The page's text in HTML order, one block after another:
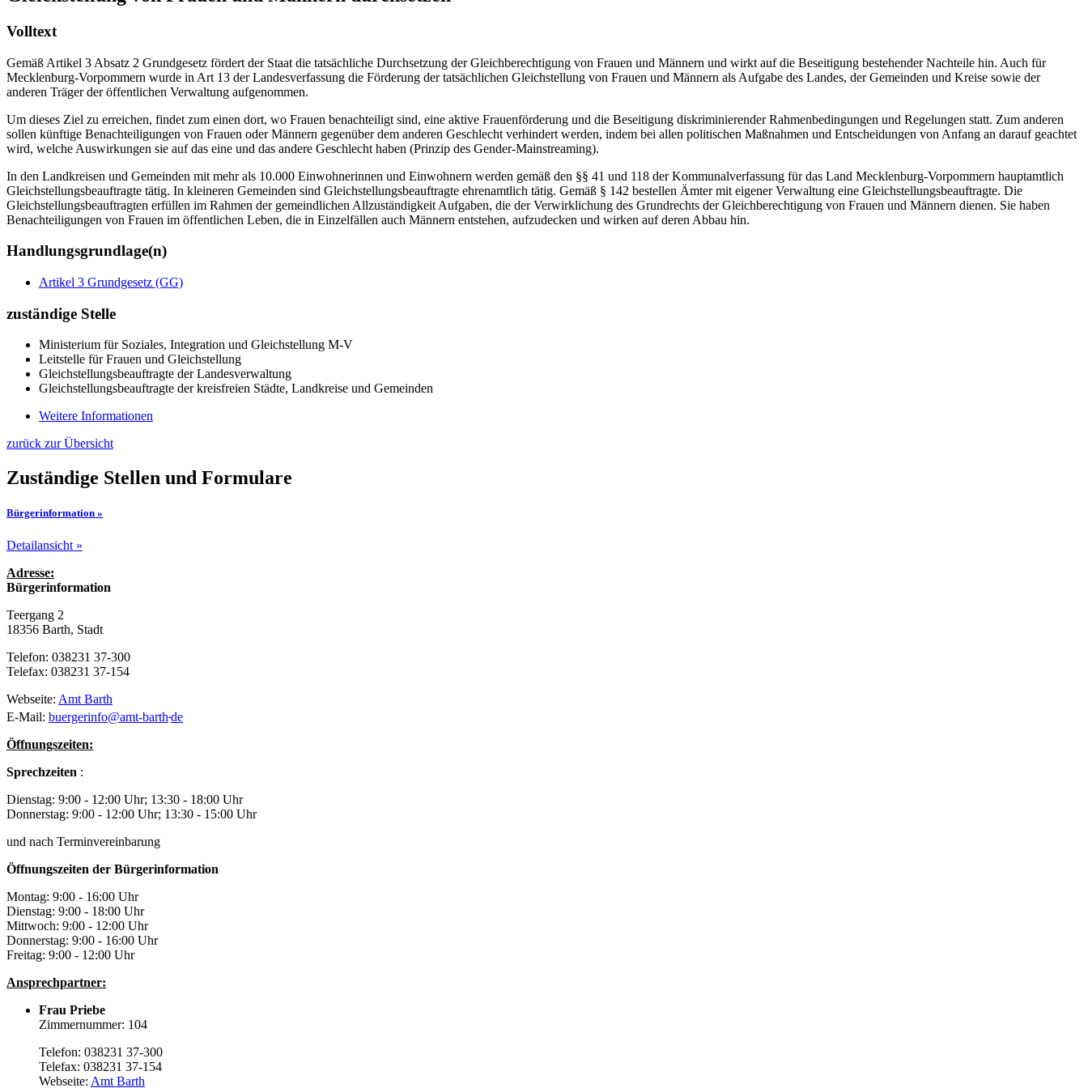
Volltext
Gemäß Artikel 3 Absatz 2 Grundgesetz fördert der Staat die tatsächliche Durchsetzung der Gleichberechtigung von Frauen und Männern und wirkt auf die Beseitigung bestehender Nachteile hin. Auch für
Mecklenburg-Vorpommern wurde in Art 13 der Landesverfassung die Förderung der tatsächlichen Gleichstellung von Frauen und Männern als Aufgabe des Landes, der Gemeinden und Kreise sowie der
anderen Träger der öffentlichen Verwaltung aufgenommen.
Um dieses Ziel zu erreichen, findet zum einen dort, wo Frauen benachteiligt sind, eine aktive Frauenförderung und die Beseitigung diskriminierender Rahmenbedingungen und Regelungen statt. Zum anderen
sollen künftige Benachteiligungen von Frauen oder Männern gegenüber dem anderen Geschlecht verhindert werden, indem bei allen politischen Maßnahmen und Entscheidungen von Anfang an darauf geachtet
wird, welche Auswirkungen sie auf das eine und das andere Geschlecht haben (Prinzip des Gender-Mainstreaming).
In den Landkreisen und Gemeinden mit mehr als 10.000 Einwohnerinnen und Einwohnern werden gemäß den §§ 41 und 118 der Kommunalverfassung für das Land Mecklenburg-Vorpommern hauptamtlich
Gleichstellungsbeauftragte tätig. In kleineren Gemeinden sind Gleichstellungsbeauftragte ehrenamtlich tätig. Gemäß § 142 bestellen Ämter mit eigener Verwaltung eine Gleichstellungsbeauftragte. Die
Gleichstellungsbeauftragten erfüllen im Rahmen der gemeindlichen Allzuständigkeit Aufgaben, die der Verwirklichung des Grundrechts der Gleichberechtigung von Frauen und Männern dienen. Sie haben
Benachteiligungen von Frauen im öffentlichen Leben, die in Einzelfällen auch Männern entstehen, aufzudecken und wirken auf deren Abbau hin.
Handlungsgrundlage(n)
Artikel 3 Grundgesetz (GG)
zuständige Stelle
Ministerium für Soziales, Integration und Gleichstellung M-V
Leitstelle für Frauen und Gleichstellung
Gleichstellungsbeauftragte der Landesverwaltung
Gleichstellungsbeauftragte der kreisfreien Städte, Landkreise und Gemeinden
Weitere Informationen
zurück zur Übersicht
Zuständige Stellen und Formulare
Bürgerinformation »
Detailansicht »
Adresse:
Bürgerinformation
Teergang 2
18356 Barth, Stadt
Telefon: 038231 37-300
Telefax: 038231 37-154
Webseite: Amt Barth
E-Mail: buergerinfo@amt-barth de
Öffnungszeiten:
Sprechzeiten :
Dienstag: 9:00 - 12:00 Uhr; 13:30 - 18:00 Uhr
Donnerstag: 9:00 - 12:00 Uhr; 13:30 - 15:00 Uhr
und nach Terminvereinbarung
Öffnungszeiten der Bürgerinformation
Montag: 9:00 - 16:00 Uhr
Dienstag: 9:00 - 18:00 Uhr
Mittwoch: 9:00 - 12:00 Uhr
Donnerstag: 9:00 - 16:00 Uhr
Freitag: 9:00 - 12:00 Uhr
Ansprechpartner:
Frau Priebe
Zimmernummer: 104
Telefon: 038231 37-300
Telefax: 038231 37-154
Webseite: Amt Barth